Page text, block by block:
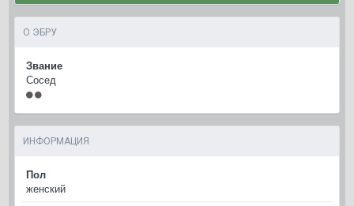
О ЭБРУ
Звание
Сосед
ИНФОРМАЦИЯ
Пол
женский